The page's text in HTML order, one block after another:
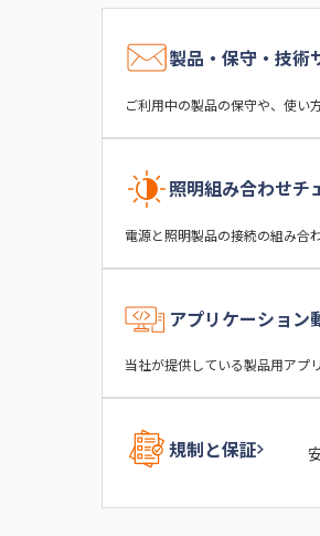
製品・保守・技術
ご利用中の製品の保守や、使い
照明組み合わせチ
電源と照明製品の接続の組み合
アプリケーション
当社が提供している製品用アプ
規制と保証